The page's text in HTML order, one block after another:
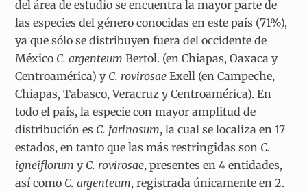
del área de estudio se encuentra la mayor parte de
las especies del género conocidas en este país (71%),
ya que sólo se distribuyen fuera del occidente de
México C. argenteum Bertol. (en Chiapas, Oaxaca y
Centroamérica) y C. rovirosae Exell (en Campeche,
Chiapas, Tabasco, Veracruz y Centroamérica). En
todo el país, la especie con mayor amplitud de
distribución es C. farinosum, la cual se localiza en 17
estados, en tanto que las más restringidas son C.
igneiflorumy C. rovirosae, presentes en 4 entidades,
así como C. argenteum, registrada únicamente en 2.